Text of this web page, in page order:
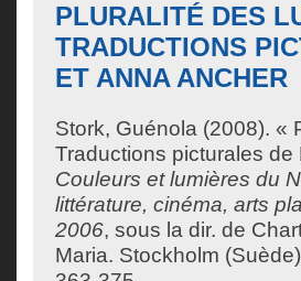
PLURALITÉ DES
TRADUCTIONS
ET ANNA ANCHER
Stork, Guénola (2008). «
Traductions picturales de
Couleurs et lumières du
littérature, cinéma, arts
2006, sous la dir. de
Maria. Stockholm